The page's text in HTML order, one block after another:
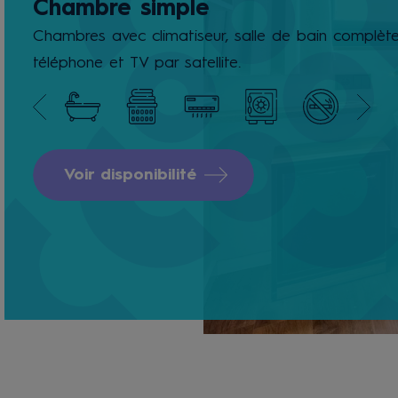
Chambre simple
Chambres avec climatiseur, salle de bain
téléphone et TV par satellite.
Voir disponibilité